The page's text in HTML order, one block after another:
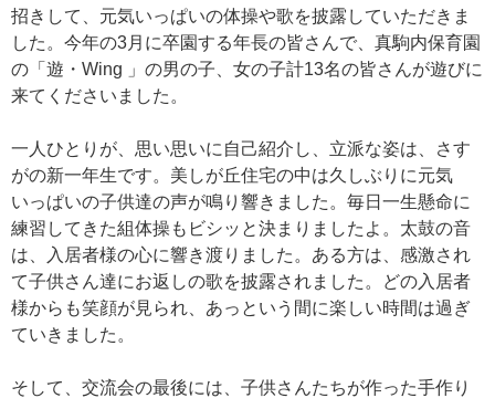
招きして、元気いっぱいの体操や歌を披露していただきま
した。今年の3月に卒園する年長の皆さんで、真駒内保育園
の「遊・Wing 」の男の子、女の子計13名の皆さんが遊びに
来てくださいました。
一人ひとりが、思い思いに自己紹介し、立派な姿は、さす
がの新一年生です。美しが丘住宅の中は久しぶりに元気
いっぱいの子供達の声が鳴り響きました。毎日一生懸命に
練習してきた組体操もビシッと決まりましたよ。太鼓の音
は、入居者様の心に響き渡りました。ある方は、感激され
て子供さん達にお返しの歌を披露されました。どの入居者
様からも笑顔が見られ、あっという間に楽しい時間は過ぎ
ていきました。
そして、交流会の最後には、子供さんたちが作った手作り